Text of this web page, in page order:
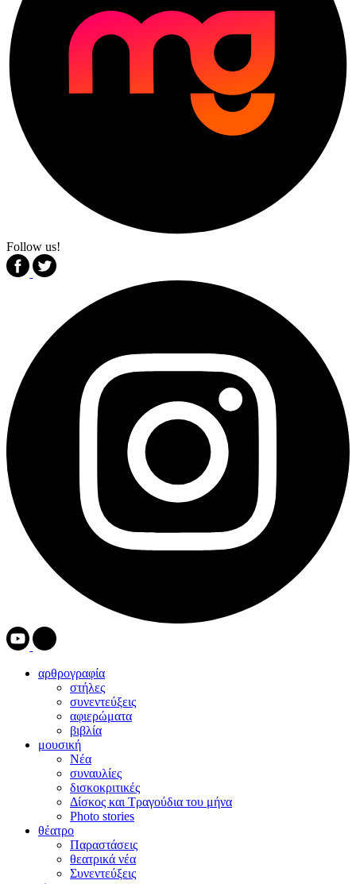
Follow us!
αρθρογραφία
στήλες
συνεντεύξεις
αφιερώματα
βιβλία
μουσική
Νέα
συναυλίες
δισκοκριτικές
Δίσκος και Τραγούδια του μήνα
Photo stories
θέατρο
Παραστάσεις
θεατρικά νέα
Συνεντεύξεις